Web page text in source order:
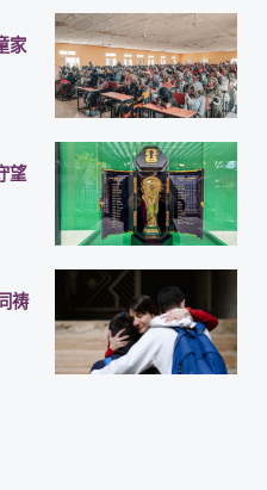
家
望
祷